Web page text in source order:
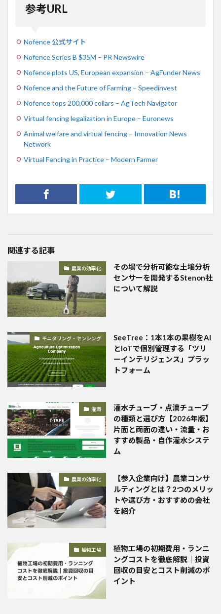
参考URL
Nofence 公式サイト
Nofence Series B $35M – PR Newswire
Nofence plots US, European expansion – AgFunder News
Nofence and the Future of Farming – Speedinvest
Nofence tops 200,000 collars – AgTech Navigator
Virtual fencing legalization in Europe – Euronews
Animal welfare and virtual fencing – Innovation News
Network
Virtual Fencing in Practice – Modern Farmer
関連する記事
農業の効率化
その場で分析可能な土壌分析
センサーを開発するStenon社
について解説
モニタリング・センシング
SeeTree：1本1本の果樹をAI
とIoTで個別管理する「ツリ
ーインテリジェンス」プラッ
トフォーム
灌漑
灌水チューブ・点滴チューブ
の種類と選び方【2026年版】
片面と両面の違い・流量・お
すすめ製品・自作灌水システ
ム
農業の効率化
【参入企業向け】農業コンサ
ルティングとは？2つのメリッ
トや選び方・おすすめの会社
を紹介
植物工場
植物工場の初期費用・ランニ
ングコストを徹底解説｜投資
回収の目安とコスト削減のポ
イント